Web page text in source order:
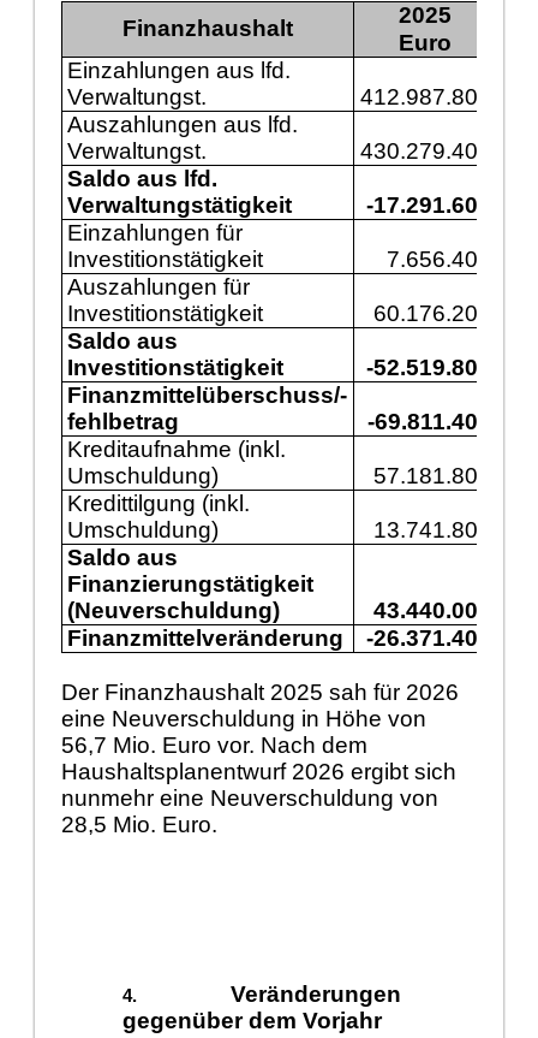
Finanzhaushalt
2025
Euro
Einzahlungen aus lfd.
Verwaltungst.
412.987.800
Auszahlungen aus lfd.
Verwaltungst.
430.279.400
Saldo aus lfd.
Verwaltungstätigkeit
-17.291.600
Einzahlungen für
Investitionstätigkeit
7.656.400
Auszahlungen für
Investitionstätigkeit
60.176.200
Saldo aus
Investitionstätigkeit
-52.519.800
Finanzmittelüberschuss/-
fehlbetrag
-69.811.400
Kreditaufnahme (inkl.
Umschuldung)
57.181.800
Kredittilgung (inkl.
Umschuldung)
13.741.800
Saldo aus
Finanzierungstätigkeit
(Neuverschuldung)
43.440.000
Finanzmittelveränderung
-26.371.400
Der Finanzhaushalt 2025 sah für 2026
eine Neuverschuldung in Höhe von
56,7 Mio. Euro vor. Nach dem
Haushaltsplanentwurf 2026 ergibt sich
nunmehr eine Neuverschuldung von
28,5 Mio. Euro.
Veränderungen
gegenüber dem Vorjahr